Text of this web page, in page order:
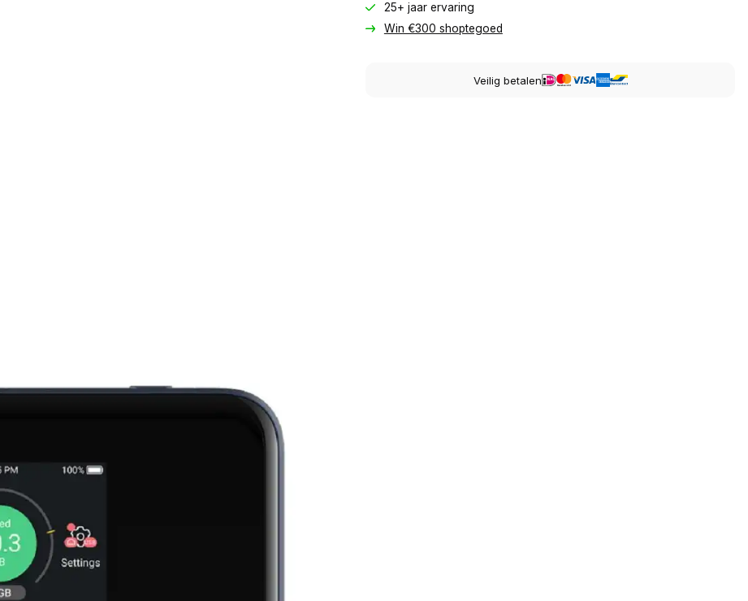
25+ jaar ervaring
Win €300 shoptegoed
Veilig betalen